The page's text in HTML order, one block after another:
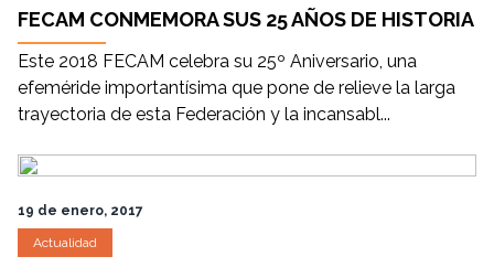
FECAM CONMEMORA SUS 25 AÑOS DE HISTORIA
Este 2018 FECAM celebra su 25º Aniversario, una
efeméride importantísima que pone de relieve la larga
trayectoria de esta Federación y la incansabl...
19 de enero, 2017
Actualidad